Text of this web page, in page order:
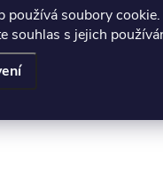
používá soubory
souhlas s jejich